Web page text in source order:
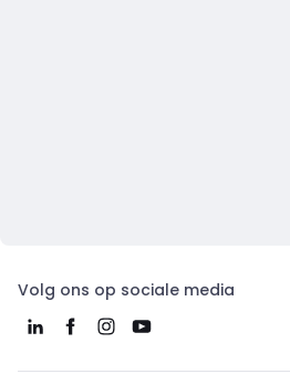
Volg ons op sociale media